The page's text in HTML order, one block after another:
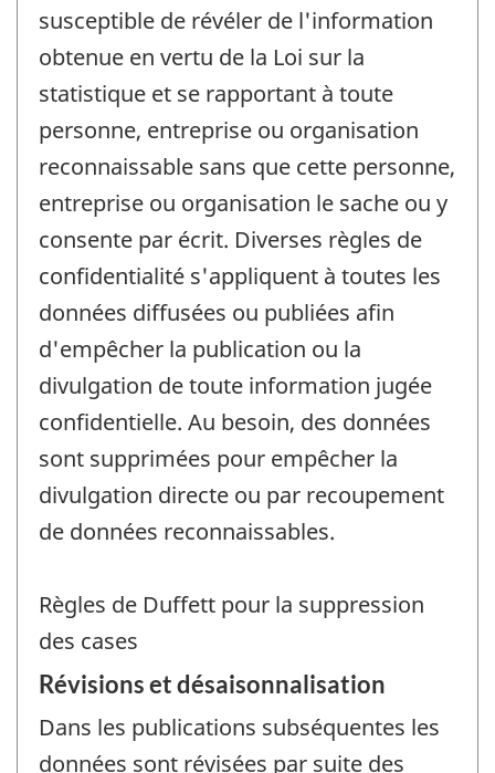
susceptible de révéler de l'information
obtenue en vertu de la Loi sur la
statistique et se rapportant à toute
personne, entreprise ou organisation
reconnaissable sans que cette personne,
entreprise ou organisation le sache ou y
consente par écrit. Diverses règles de
confidentialité s'appliquent à toutes les
données diffusées ou publiées afin
d'empêcher la publication ou la
divulgation de toute information jugée
confidentielle. Au besoin, des données
sont supprimées pour empêcher la
divulgation directe ou par recoupement
de données reconnaissables.
Règles de Duffett pour la suppression
des cases
Révisions et désaisonnalisation
Dans les publications subséquentes les
données sont révisées par suite des